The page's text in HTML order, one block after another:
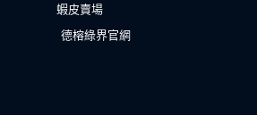
蝦皮賣場
德榕綠界官網